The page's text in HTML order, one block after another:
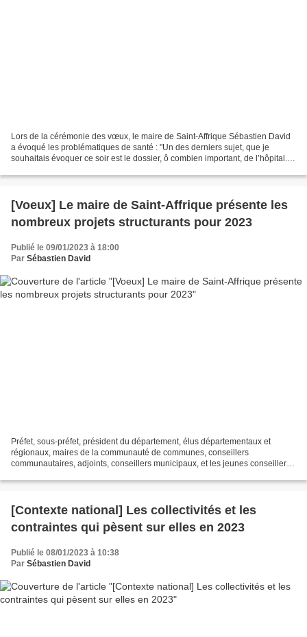
Lors de la cérémonie des vœux, le maire de Saint-Affrique Sébastien David
a évoqué les problématiques de santé : "Un des derniers sujet, que je
souhaitais évoquer ce soir est le dossier, ô combien important, de l’hôpital.
[Voeux] Le maire de Saint-Affrique présente les
nombreux projets structurants pour 2023
Publié le 09/01/2023 à 18:00
Par Sébastien David
Préfet, sous-préfet, président du département, élus départementaux et
régionaux, maires de la communauté de communes, conseillers
communautaires, adjoints, conseillers municipaux, et les jeunes conseillers
[Contexte national] Les collectivités et les
contraintes qui pèsent sur elles en 2023
Publié le 08/01/2023 à 10:38
Par Sébastien David